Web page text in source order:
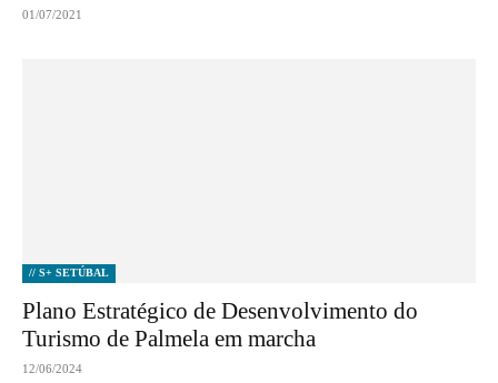
01/07/2021
// S+ SETÚBAL
Plano Estratégico de Desenvolvimento do
Turismo de Palmela em marcha
12/06/2024